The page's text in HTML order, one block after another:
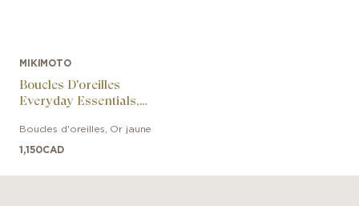
MIKIMOTO
Boucles D'oreilles
Everyday Essentials,
Boucles d'oreilles Or jaune
1,150CAD